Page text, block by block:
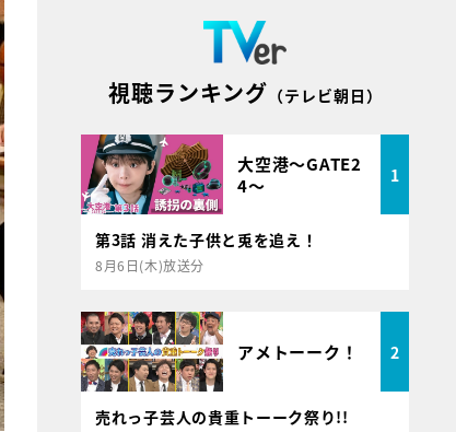
視聴ランキング （テレビ朝日）
大空港～GATE2
4～
1
第3話 消えた子供と兎を追え！
8月6日(木)放送分
アメトーーク！ 2
売れっ子芸人の貴重トーーク祭り!!